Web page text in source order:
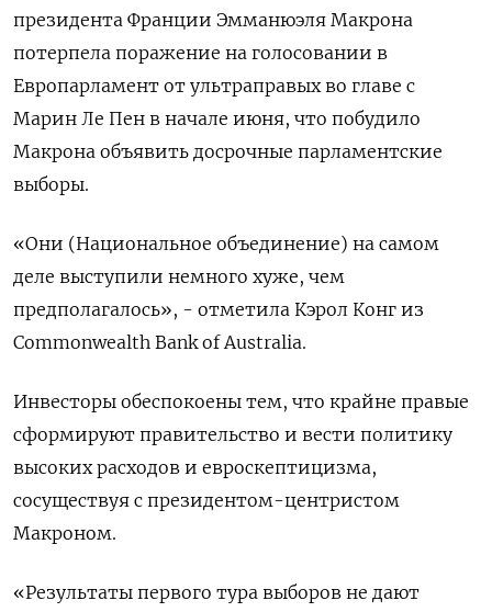
президента Франции Эмманюэля Макрона
потерпела поражение на голосовании в
Европарламент от ультраправых во главе с
Марин Ле Пен в начале июня, что побудило
Макрона объявить досрочные парламентские
выборы.
«Они (Национальное объединение) на самом
деле выступили немного хуже, чем
предполагалось», - отметила Кэрол Конг из
Commonwealth Bank of Australia.
Инвесторы обеспокоены тем, что крайне правые
сформируют правительство и вести политику
высоких расходов и евроскептицизма,
сосуществуя с президентом-центристом
Макроном.
«Результаты первого тура выборов не дают